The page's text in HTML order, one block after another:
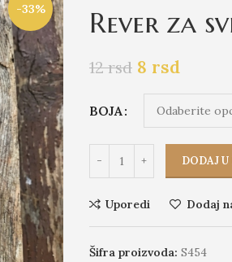
-33% Rever za
12rsd 8 rsd
BOJA
DODAJ
Uporedi Dodaj
Šifra proizvoda: S454